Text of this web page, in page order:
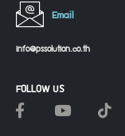
Email
info@pssolution.co.th
FOLLOW US